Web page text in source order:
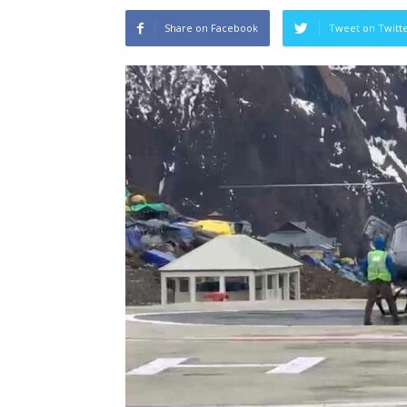
Share on Facebook Tweet on